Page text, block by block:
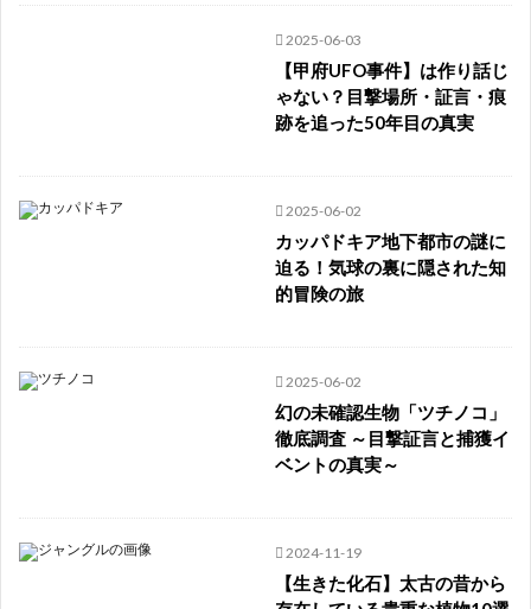
2025-06-03
【甲府UFO事件】は作り話じ
ゃない？目撃場所・証言・痕
跡を追った50年目の真実
2025-06-02
カッパドキア地下都市の謎に
迫る！気球の裏に隠された知
的冒険の旅
2025-06-02
幻の未確認生物「ツチノコ」
徹底調査 ～目撃証言と捕獲イ
ベントの真実～
2024-11-19
【生きた化石】太古の昔から